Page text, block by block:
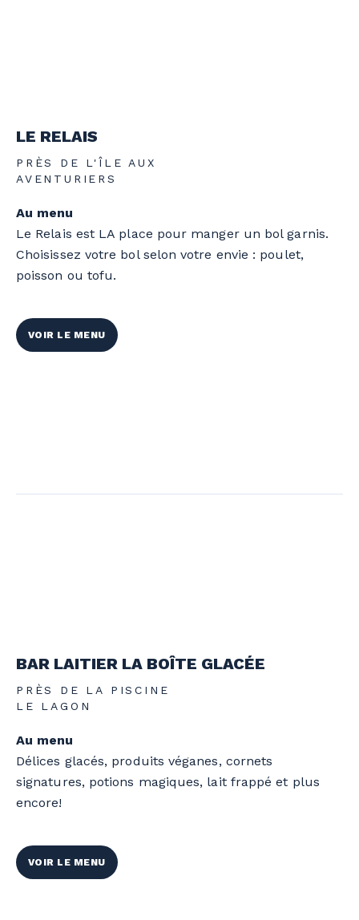
LE RELAIS
PRÈS DE L'ÎLE AUX
AVENTURIERS
Au menu
Le Relais est LA place pour manger un bol garnis.
Choisissez votre bol selon votre envie : poulet,
poisson ou tofu.
VOIR LE MENU
BAR LAITIER LA BOÎTE GLACÉE
PRÈS DE LA PISCINE
LE LAGON
Au menu
Délices glacés, produits véganes, cornets
signatures, potions magiques, lait frappé et plus
encore!
VOIR LE MENU